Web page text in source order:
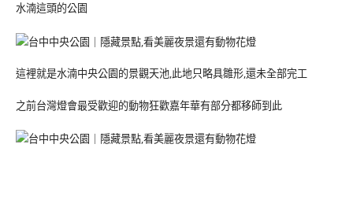
水湳這頭的公園
這裡就是水湳中央公園的景觀天池,此地只略具雛形,還未全部完工
之前台灣燈會最受歡迎的動物狂歡嘉年華有部分都移師到此